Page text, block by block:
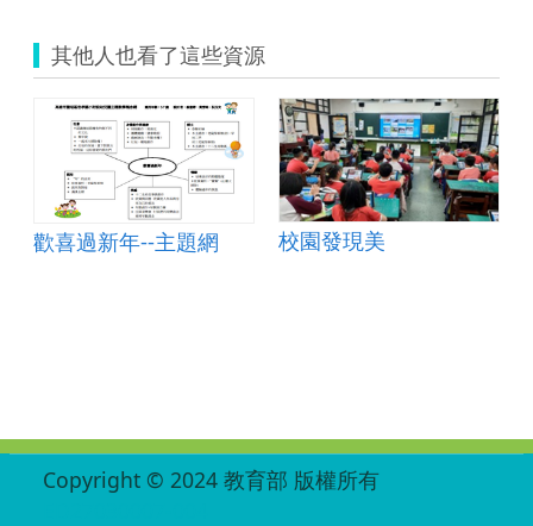
其他人也看了這些資源
歡喜過新年--主題網
校園發現美
Copyright © 2024 教育部 版權所有